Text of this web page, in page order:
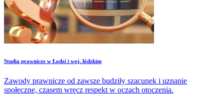
Studia prawnicze w Łodzi i woj. łódzkim
Zawody prawnicze od zawsze budziły szacunek i uznanie
społeczne, czasem wręcz respekt w oczach otoczenia.